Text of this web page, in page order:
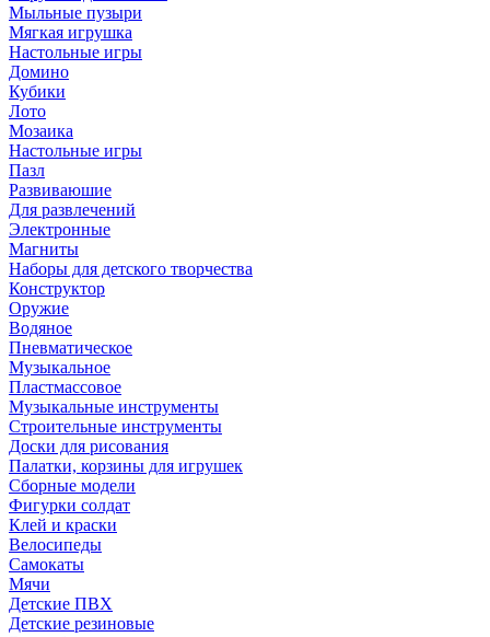
Мыльные пузыри
Мягкая игрушка
Настольные игры
Домино
Кубики
Лото
Мозаика
Настольные игры
Пазл
Развиваюшие
Для развлечений
Электронные
Магниты
Наборы для детского творчества
Конструктор
Оружие
Водяное
Пневматическое
Музыкальное
Пластмассовое
Музыкальные инструменты
Строительные инструменты
Доски для рисования
Палатки, корзины для игрушек
Сборные модели
Фигурки солдат
Клей и краски
Велосипеды
Самокаты
Мячи
Детские ПВХ
Детские резиновые